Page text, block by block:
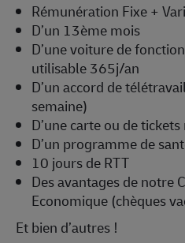
Rémunération Fixe +
D’un 13ème mois
D’une voiture de
utilisable 365j/an
D’un accord de
semaine)
D’une carte ou de
D’un programme de
10 jours de RTT
Des avantages de notre
Economique (chèques
Et bien d’autres !